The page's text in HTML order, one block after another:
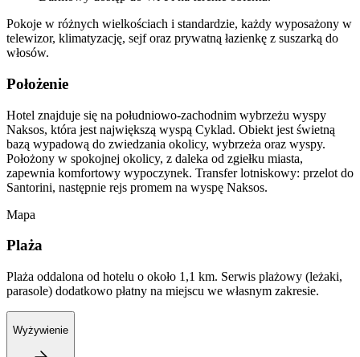
Pokoje w różnych wielkościach i standardzie, każdy wyposażony w
telewizor, klimatyzację, sejf oraz prywatną łazienkę z suszarką do
włosów.
Położenie
Hotel znajduje się na południowo-zachodnim wybrzeżu wyspy
Naksos, która jest największą wyspą Cyklad. Obiekt jest świetną
bazą wypadową do zwiedzania okolicy, wybrzeża oraz wyspy.
Położony w spokojnej okolicy, z daleka od zgiełku miasta,
zapewnia komfortowy wypoczynek. Transfer lotniskowy: przelot do
Santorini, następnie rejs promem na wyspę Naksos.
Mapa
Plaża
Plaża oddalona od hotelu o około 1,1 km. Serwis plażowy (leżaki,
parasole) dodatkowo płatny na miejscu we własnym zakresie.
Wyżywienie